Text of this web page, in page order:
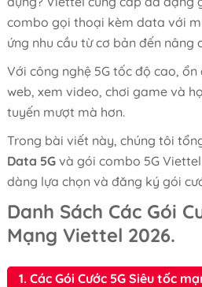
combo gọi thoại kèm data với
ứng nhu cầu từ cơ bản đến nâng
Với công nghệ 5G tốc độ cao,
web, xem video, chơi game và
tuyến mượt mà hơn.
Trong bài viết này, chúng tôi
Data 5Gvà gói combo 5G
dàng lựa chọn và đăng ký gói
Danh Sách Các Gói
Mạng Viettel 2026.
1. Các Gói Cước 5G Siêu tốc